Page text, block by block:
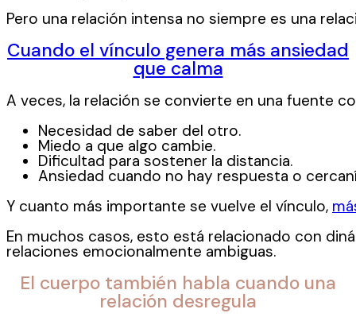
Pero una relación intensa no siempre es una
Cuando el vínculo genera más ansiedad
que calma
A veces, la relación se convierte en una fuente
Necesidad de saber del otro.
Miedo a que algo cambie.
Dificultad para sostener la distancia.
Ansiedad cuando no hay respuesta o
Y cuanto más importante se vuelve el vínculo,
En muchos casos, esto está relacionado con
relaciones emocionalmente ambiguas.
El cuerpo también habla cuando una
relación desregula